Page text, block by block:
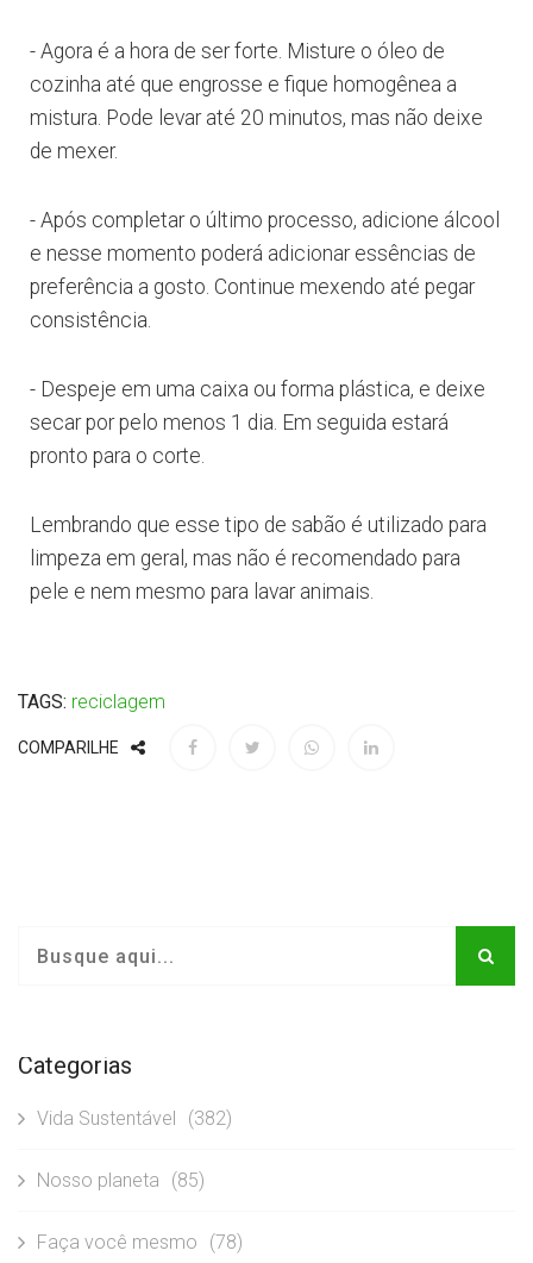
- Agora é a hora de ser forte. Misture o óleo de
cozinha até que engrosse e fique homogênea a
mistura. Pode levar até 20 minutos, mas não deixe
de mexer.
- Após completar o último processo, adicione álcool
e nesse momento poderá adicionar essências de
preferência a gosto. Continue mexendo até pegar
consistência.
- Despeje em uma caixa ou forma plástica, e deixe
secar por pelo menos 1 dia. Em seguida estará
pronto para o corte.
Lembrando que esse tipo de sabão é utilizado para
limpeza em geral, mas não é recomendado para
pele e nem mesmo para lavar animais.
TAGS: reciclagem
COMPARILHE
Categorias
Vida Sustentável (382)
Nosso planeta (85)
Faça você mesmo (78)